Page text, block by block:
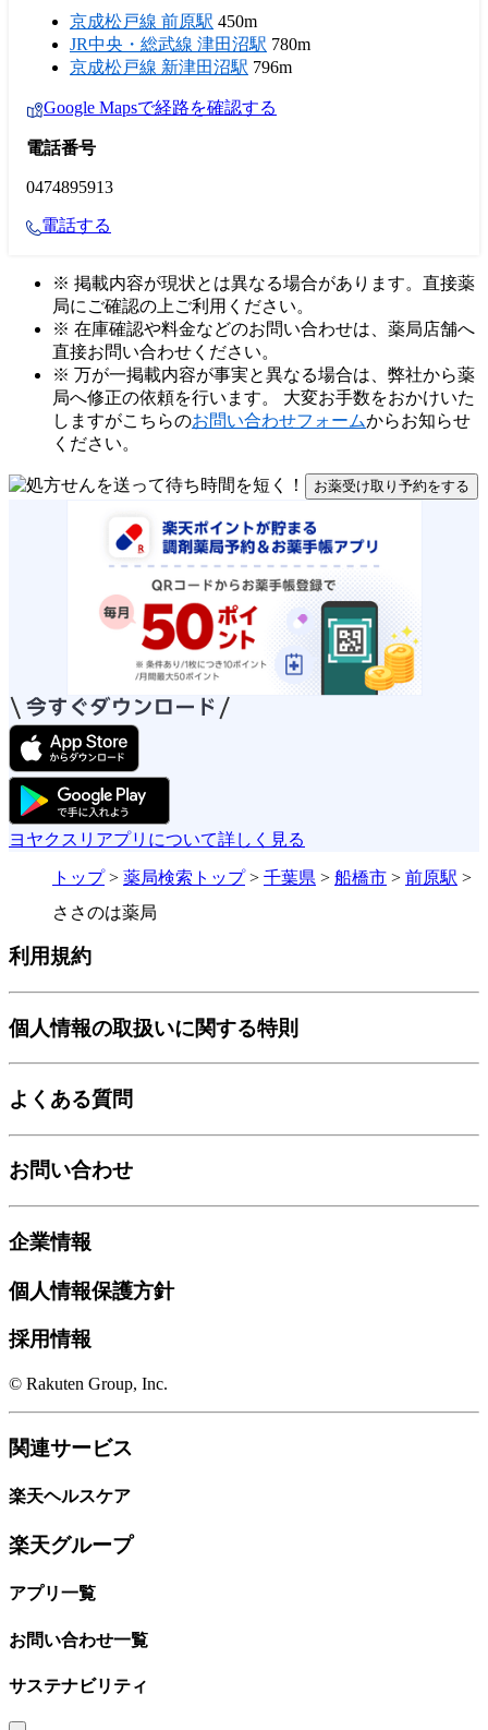
京成松戸線 前原駅 450m
JR中央・総武線 津田沼駅 780m
京成松戸線 新津田沼駅 796m
Google Mapsで経路を確認する
電話番号
0474895913
電話する
※ 掲載内容が現状とは異なる場合があります。直接薬
局にご確認の上ご利用ください。
※ 在庫確認や料金などのお問い合わせは、薬局店舗へ
直接お問い合わせください。
※ 万が一掲載内容が事実と異なる場合は、弊社から薬
局へ修正の依頼を行います。 大変お手数をおかけいた
しますがこちらのお問い合わせフォームからお知らせ
ください。
お薬受け取り予約をする
ヨヤクスリアプリについて詳しく見る
トップ> 薬局検索トップ> 千葉県 > 船橋市 > 前原駅 >
ささのは薬局
利用規約
個人情報の取扱いに関する特則
よくある質問
お問い合わせ
企業情報
個人情報保護方針
採用情報
© Rakuten Group, Inc.
関連サービス
楽天ヘルスケア
楽天グループ
アプリ一覧
お問い合わせ一覧
サステナビリティ